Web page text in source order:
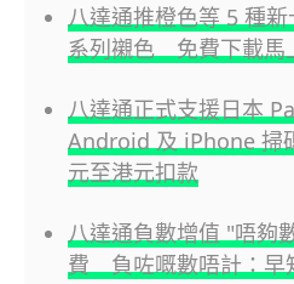
八達通推橙色等 5 種
系列襯色 免費下載馬
八達通正式支援日本
Android 及 iPhone
元至港元扣款
八達通負數增值 "唔夠
費 負咗嘅數唔計：早